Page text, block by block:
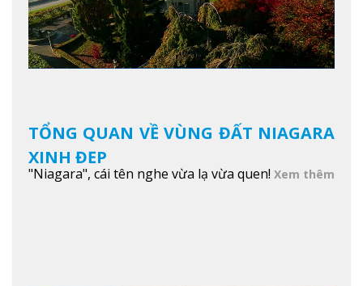
TỔNG QUAN VỀ VÙNG ĐẤT NIAGARA
XINH ĐẸP
"Niagara", cái tên nghe vừa lạ vừa quen! Xem thêm